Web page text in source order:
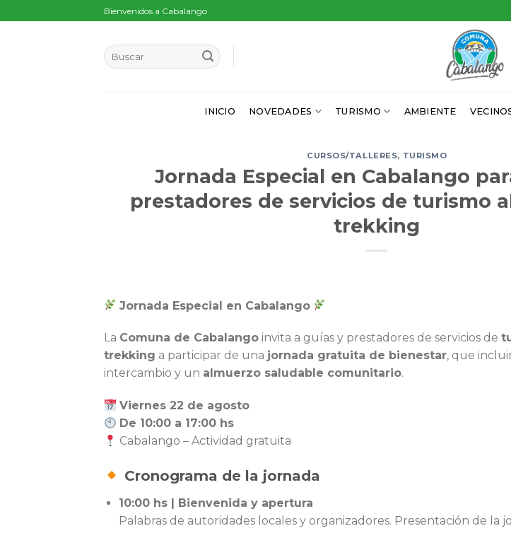
to
Bienvenidos a Cabalango
INICIO NOVEDADES TURISMO AMBIENTE
CURSOS/TALLERES, TURISMO
Jornada Especial en Cabalango
prestadores de servicios de turismo
trekking
Jornada Especial en Cabalango
La Comuna de Cabalango invita a guías y prestadores de servicios de
trekking a participar de una jornada gratuita de bienestar, que
intercambio y un almuerzo saludable comunitario.
Viernes 22 de agosto
De 10:00 a 17:00 hs
Cabalango – Actividad gratuita
Cronograma de la jornada
10:00 hs | Bienvenida y apertura
Palabras de autoridades locales y organizadores. Presentación de la